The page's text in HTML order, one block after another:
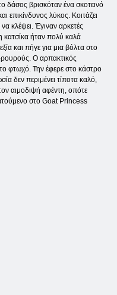
δάσος βρισκόταν ένα σκοτεινό
επικίνδυνος λύκος. Κοιτάζει
κλέψει. Έγιναν αρκετές
κατσίκα ήταν πολύ καλά
και πήγε για μια βόλτα στο
Ο αρπακτικός
φτωχό. Την έφερε στο κάστρο
δεν περιμένει τίποτα καλό,
αιμοδιψή αφέντη, οπότε
στο Goat Princess